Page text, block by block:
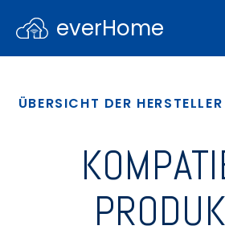
everHome
ÜBERSICHT DER